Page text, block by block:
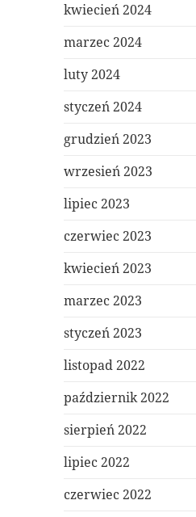
kwiecień 2024
marzec 2024
luty 2024
styczeń 2024
grudzień 2023
wrzesień 2023
lipiec 2023
czerwiec 2023
kwiecień 2023
marzec 2023
styczeń 2023
listopad 2022
październik 2022
sierpień 2022
lipiec 2022
czerwiec 2022